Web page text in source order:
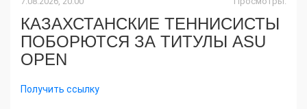
КАЗАХСТАНСКИЕ ТЕННИСИСТЫ
ПОБОРЮТСЯ ЗА ТИТУЛЫ ASU
OPEN
Получить ссылку